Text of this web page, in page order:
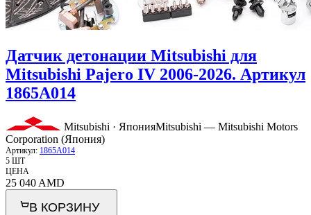
Датчик детонации Mitsubishi для
Mitsubishi Pajero IV 2006-2026. Артикул
1865A014
Mitsubishi · ЯпонияMitsubishi — Mitsubishi Motors
Corporation (Япония)
Артикул: 1865A014
5 ШТ
ЦЕНА
25 040 AMD
В КОРЗИНУ